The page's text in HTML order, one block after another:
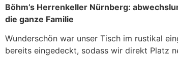
Böhm’s Herrenkeller Nürnberg:
die ganze Familie
Wunderschön war unser Tisch im rustikal
bereits eingedeckt, sodass wir direkt Platz